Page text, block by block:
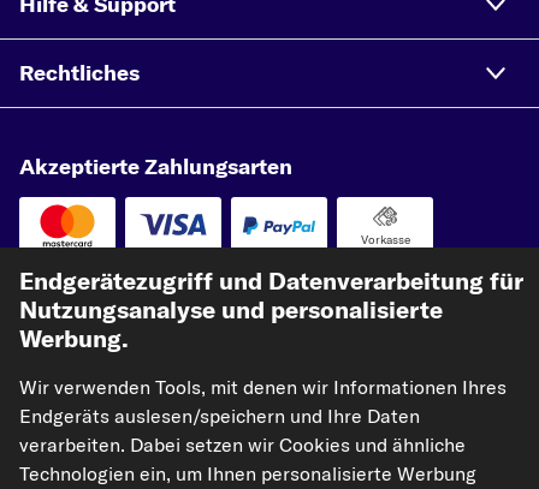
Rechtliches
Akzeptierte Zahlungsarten
Vorkasse
Unsere Versandpartner
Endgerätezugriff und Datenverarbeitung für
Nutzungsanalyse und personalisierte
Werbung.
Wir verwenden Tools, mit denen wir Informationen Ihres
Endgeräts auslesen/speichern und Ihre Daten
verarbeiten. Dabei setzen wir Cookies und ähnliche
Technologien ein, um Ihnen personalisierte Werbung